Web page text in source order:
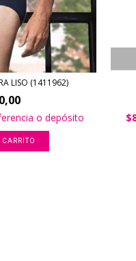
LISO (1411962)
o depósito